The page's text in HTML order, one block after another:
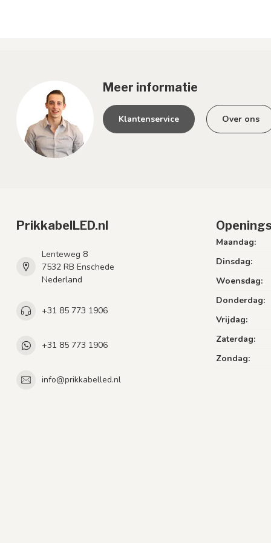
Meer informatie
Klantenservice Over ons
PrikkabelLED.nl
Lenteweg 8
7532 RB Enschede
Nederland
+31 85 773 1906
+31 85 773 1906
info@prikkabelled.nl
Maandag:
Dinsdag:
Woensdag:
Donderdag:
Vrijdag:
Zaterdag:
Zondag: